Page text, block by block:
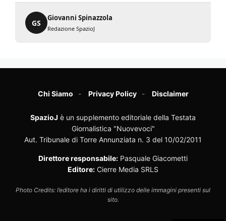
GS
Giovanni Spinazzola
Redazione SpazioJ
Chi Siamo Privacy Policy Disclaimer
SpazioJ è un supplemento editoriale della Testata
Giornalistica "Nuovevoci"
Aut. Tribunale di Torre Annunziata n. 3 del 10/02/2011
Direttore responsabile: Pasquale Giacometti
Editore: Cierre Media SRLS
Photo Credits: l’editore ha i diritti di utilizzo delle immagini presenti sul
sito.